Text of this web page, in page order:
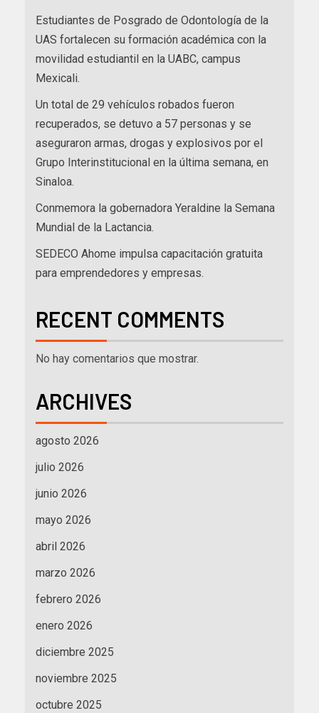
Estudiantes de Posgrado de Odontología de la
UAS fortalecen su formación académica con la
movilidad estudiantil en la UABC, campus
Mexicali.
Un total de 29 vehículos robados fueron
recuperados, se detuvo a 57 personas y se
aseguraron armas, drogas y explosivos por el
Grupo Interinstitucional en la última semana, en
Sinaloa.
Conmemora la gobernadora Yeraldine la Semana
Mundial de la Lactancia.
SEDECO Ahome impulsa capacitación gratuita
para emprendedores y empresas.
RECENT COMMENTS
No hay comentarios que mostrar.
ARCHIVES
agosto 2026
julio 2026
junio 2026
mayo 2026
abril 2026
marzo 2026
febrero 2026
enero 2026
diciembre 2025
noviembre 2025
octubre 2025